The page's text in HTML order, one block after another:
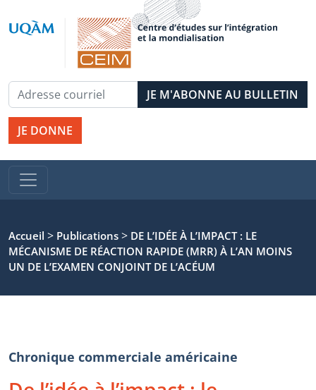
JE DONNE
Accueil > Publications > DE L’IDÉE À L’IMPACT : LE
MÉCANISME DE RÉACTION RAPIDE (MRR) À L’AN MOINS
UN DE L’EXAMEN CONJOINT DE L’ACÉUM
Chronique commerciale américaine